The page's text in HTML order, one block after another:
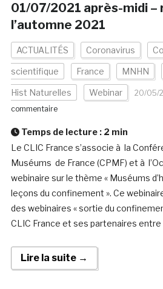
01/07/2021 après-midi –
l’automne 2021
ACTUALITÉS Coronavirus
scientifique France MNHN
Hist Naturelles Webinar 20/05/
commentaire
Temps de lecture : 2 min
Le CLIC France s’associe à la
Muséums de France (CPMF) et à
webinaire sur le thème « Muséums
leçons du confinement ». Ce
des webinaires « sortie du
CLIC France et ses partenaires entre
Lire la suite →